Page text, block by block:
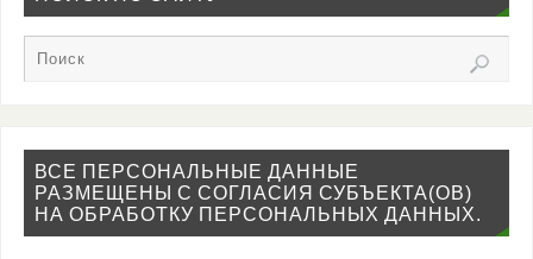
ВСЕ ПЕРСОНАЛЬНЫЕ ДАННЫЕ
РАЗМЕЩЕНЫ С СОГЛАСИЯ СУБЪЕКТА(ОВ)
НА ОБРАБОТКУ ПЕРСОНАЛЬНЫХ ДАННЫХ.